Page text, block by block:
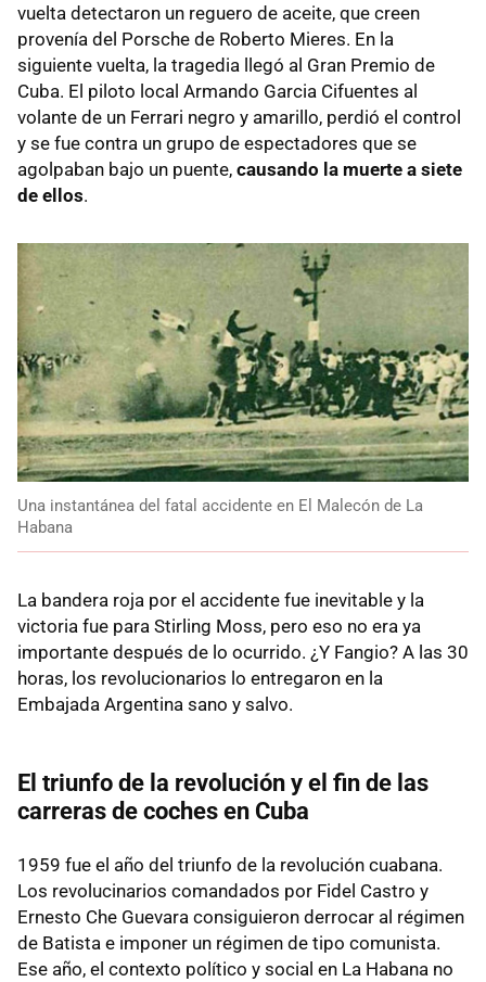
vuelta detectaron un reguero de aceite, que creen
provenía del Porsche de Roberto Mieres. En la
siguiente vuelta, la tragedia llegó al Gran Premio de
Cuba. El piloto local Armando Garcia Cifuentes al
volante de un Ferrari negro y amarillo, perdió el control
y se fue contra un grupo de espectadores que se
agolpaban bajo un puente, causando la muerte a siete
de ellos.
Una instantánea del fatal accidente en El Malecón de La
Habana
La bandera roja por el accidente fue inevitable y la
victoria fue para Stirling Moss, pero eso no era ya
importante después de lo ocurrido. ¿Y Fangio? A las 30
horas, los revolucionarios lo entregaron en la
Embajada Argentina sano y salvo.
El triunfo de la revolución y el fin de las
carreras de coches en Cuba
1959 fue el año del triunfo de la revolución cuabana.
Los revolucinarios comandados por Fidel Castro y
Ernesto Che Guevara consiguieron derrocar al régimen
de Batista e imponer un régimen de tipo comunista.
Ese año, el contexto político y social en La Habana no